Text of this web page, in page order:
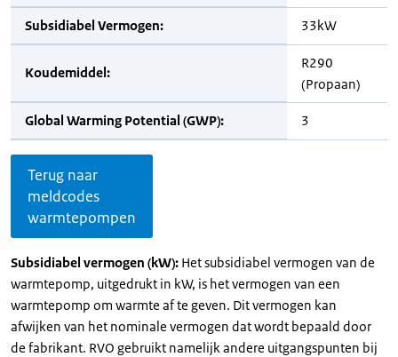
Subsidiabel Vermogen: 33kW
Koudemiddel:
R290
(Propaan)
Global Warming Potential (GWP): 3
Terug naar
meldcodes
warmtepompen
Subsidiabel vermogen (kW): Het subsidiabel vermogen van de
warmtepomp, uitgedrukt in kW, is het vermogen van een
warmtepomp om warmte af te geven. Dit vermogen kan
afwijken van het nominale vermogen dat wordt bepaald door
de fabrikant. RVO gebruikt namelijk andere uitgangspunten bij